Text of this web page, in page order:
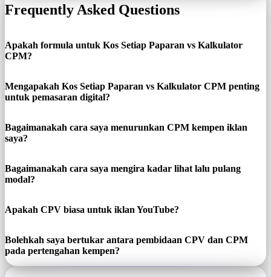
Frequently Asked Questions
Apakah formula untuk Kos Setiap Paparan vs Kalkulator
CPM?
Mengapakah Kos Setiap Paparan vs Kalkulator CPM penting
untuk pemasaran digital?
Bagaimanakah cara saya menurunkan CPM kempen iklan
saya?
Bagaimanakah cara saya mengira kadar lihat lalu pulang
modal?
Apakah CPV biasa untuk iklan YouTube?
Bolehkah saya bertukar antara pembidaan CPV dan CPM
pada pertengahan kempen?